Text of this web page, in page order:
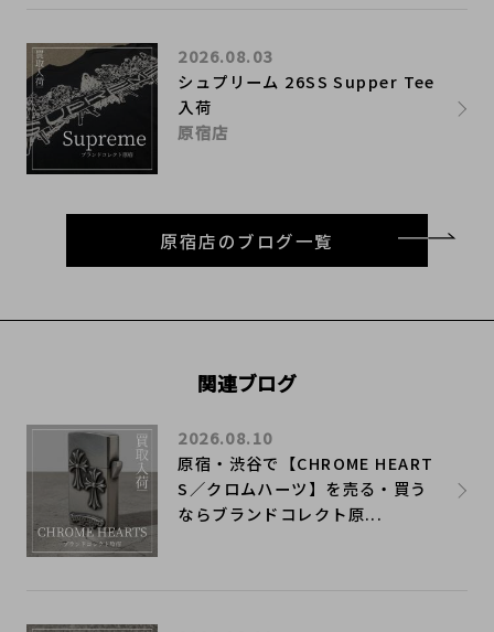
シュプリーム 26SS Supper Tee
入荷
2026.08.03
原宿店
原宿店のブログ一覧
関連ブログ
原宿・渋谷で【CHROME HEART
S／クロムハーツ】を売る・買う
ならブランドコレクト原...
2026.08.10